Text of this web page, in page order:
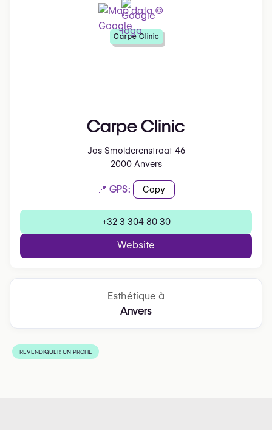
Carpe Clinic
Jos Smolderenstraat 46
2000 Anvers
📍 GPS: Copy
+32 3 304 80 30
Website
Carpe Clinic
Esthétique à
Anvers
REVENDIQUER UN PROFIL